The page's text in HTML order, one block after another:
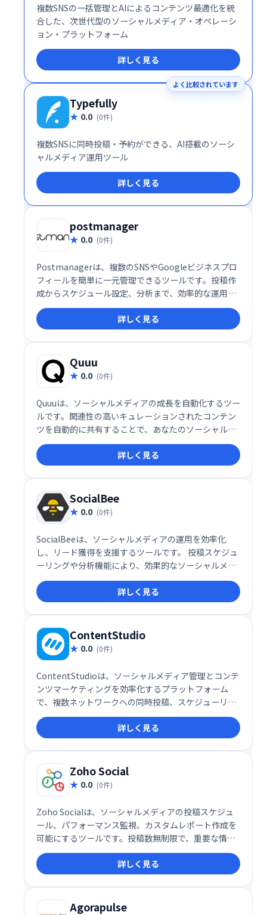
複数SNSの一括管理とAIによるコンテンツ最適化を統
合した、次世代型のソーシャルメディア・オペレーシ
ョン・プラットフォーム
詳しく見る
よく比較されています
Typefully
0.0 (0件)
複数SNSに同時投稿・予約ができる、AI搭載のソーシ
ャルメディア運用ツール
詳しく見る
postmanager
0.0 (0件)
Postmanagerは、複数のSNSやGoogleビジネスプロ
フィールを簡単に一元管理できるツールです。投稿作
成からスケジュール設定、分析まで、効率的な運用を
サポート。どなたでも手軽に、最適化されたSNS運用
を実現できます。
詳しく見る
Quuu
0.0 (0件)
Quuuは、ソーシャルメディアの成長を自動化するツー
ルです。関連性の高いキュレーションされたコンテン
ツを自動的に共有することで、あなたのソーシャルメ
ディアアカウントのエンゲージメントを高め、フォロ
ワーを増やすお手伝いをします。 時間を節約し、効果
的なソーシャルメディア戦略を実現しましょう。
詳しく見る
SocialBee
0.0 (0件)
SocialBeeは、ソーシャルメディアの運用を効率化
し、リード獲得を支援するツールです。 投稿スケジュ
ーリングや分析機能により、効果的なソーシャルメデ
ィアマーケティングを実現します。 より多くの顧客を
獲得し、ビジネスを成長させるための強力なツールと
してご活用ください。
詳しく見る
ContentStudio
0.0 (0件)
ContentStudioは、ソーシャルメディア管理とコンテ
ンツマーケティングを効率化するプラットフォーム
で、複数ネットワークへの同時投稿、スケジューリン
グ、パフォーマンス分析などの機能を提供します。エ
ンゲージメント向上、ブランド認知拡大を支援し、効
率的なマーケティング戦略を実現します。
詳しく見る
Zoho Social
0.0 (0件)
Zoho Socialは、ソーシャルメディアの投稿スケジュ
ール、パフォーマンス監視、カスタムレポート作成を
可能にするツールです。投稿数無制限で、重要な情報
を常に把握し、分析に基づいた戦略立案を支援しま
す。ソーシャルメディアマーケティングの効率化と効
果最大化を実現します。
詳しく見る
Agorapulse